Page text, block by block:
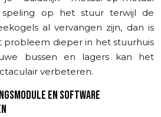
op het stuur terwijl de
al vervangen zijn, dan is
probleem dieper in het stuurhuis
bussen en lagers kan het
verbeteren.
EN SOFTWARE